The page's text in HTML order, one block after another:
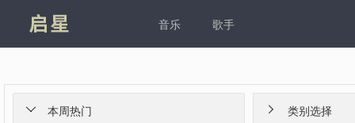
音乐
歌手
本周热门
 类别选择
